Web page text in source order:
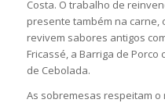
Costa. O trabalho de
presente também na
revivem sabores antigos
Fricassé, a Barriga de
de Cebolada.
As sobremesas respeitam